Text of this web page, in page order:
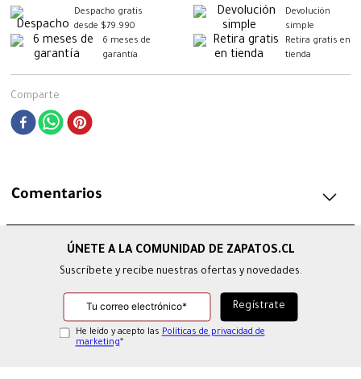
Despacho gratis
desde $79.990
Devolución
simple
6 meses de
garantía
Retira gratis en
tienda
Comparte
Comentarios
Suscríbete y recibe nuestras ofertas y novedades.
He leído y acepto las Políticas de privacidad de
marketing*